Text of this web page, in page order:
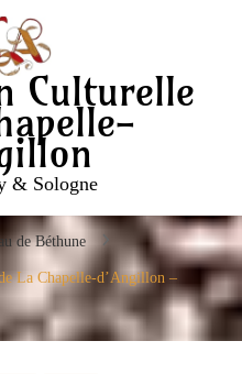
Culturelle
& Sologne
de Béthune
La Chapelle-d’Angillon –